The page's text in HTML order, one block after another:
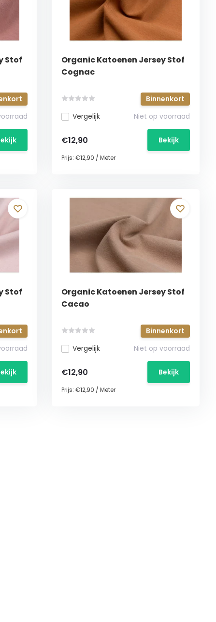
Stof
Organic Katoenen Jersey Stof
Cognac
Binnenkort
Vergelijk
Niet op voorraad
€12,90 Bekijk
Prijs:€12,90 /Meter
Stof
Organic Katoenen Jersey Stof
Cacao
Binnenkort
Vergelijk
Niet op voorraad
€12,90 Bekijk
Prijs:€12,90 /Meter